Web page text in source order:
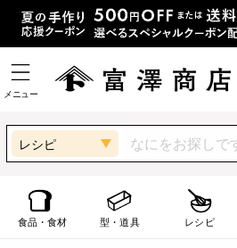
メニュー
レシピ
食品・食材 型・道具 レシピ